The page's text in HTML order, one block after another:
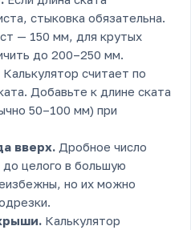
стыковка обязательна.
— 150 мм, для крутых
до 200–250 мм.
Калькулятор считает по
Добавьте к длине ската
50–100 мм) при
вверх. Дробное число
до целого в большую
но их можно
Калькулятор